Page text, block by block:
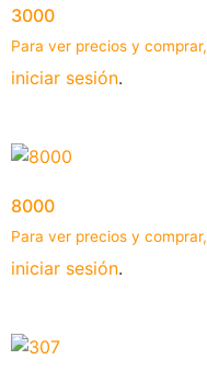
3000
Para ver precios y comprar,
iniciar sesión.
8000
Para ver precios y comprar,
iniciar sesión.